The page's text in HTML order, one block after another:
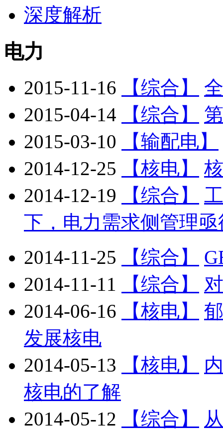
深度解析
电力
2015-11-16 【综合】
2015-04-14
【综合】
2015-03-10
【输配电】
2014-12-25
【核电】
2014-12-19
【综合】
下，电力需求侧管理
2014-11-25
【综合】
2014-11-11
【综合】
2014-06-16
【核电】
发展核电
2014-05-13
【核电】
核电的了解
2014-05-12
【综合】